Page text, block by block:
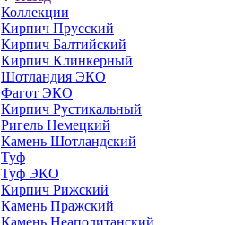
Коллекции
Кирпич Прусский
Кирпич Балтийский
Кирпич Клинкерный
Шотландия ЭКО
Фагот ЭКО
Кирпич Рустикальный
Ригель Немецкий
Камень Шотландский
Туф
Туф ЭКО
Кирпич Рижский
Камень Пражский
Камень Неаполитанский